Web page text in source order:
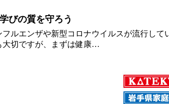
びの質を守ろう
ルエンザや新型コロナウイルスが流行して
切ですが、まずは健康…